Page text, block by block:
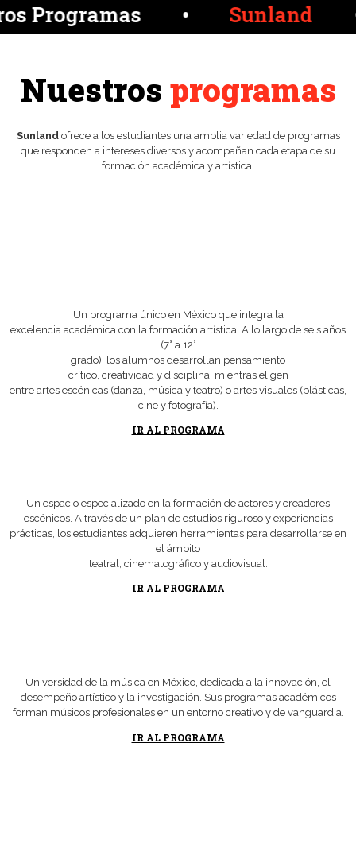
Programas Sunland
Nuestros programas
Sunlandofrece a los estudiantes una amplia variedad de programas
que responden a intereses diversos y acompañan cada etapa de su
formación académica y artística.
Un programa único en México que integra la
excelencia académica con la formación artística. A lo largo de seis años
(7° a 12°
grado), los alumnos desarrollan pensamiento
crítico, creatividad y disciplina, mientras eligen
entre artes escénicas (danza, música y teatro) o artes visuales (plásticas,
cine y fotografía).
IR AL PROGRAMA
Un espacio especializado en la formación de actores y creadores
escénicos. A través de un plan de estudios riguroso y experiencias
prácticas, los estudiantes adquieren herramientas para desarrollarse en
el ámbito
teatral, cinematográfico y audiovisual.
IR AL PROGRAMA
Universidad de la música en México, dedicada a la innovación, el
desempeño artístico y la investigación. Sus programas académicos
forman músicos profesionales en un entorno creativo y de vanguardia.
IR AL PROGRAMA